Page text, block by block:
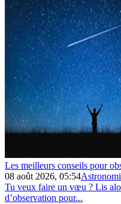
Les meilleurs conseils pour
08 août 2026, 05:54
Tu veux faire un vœu ? Lis
d’observation pour...